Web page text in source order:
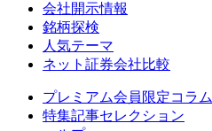
会社開示情報
銘柄探検
人気テーマ
ネット証券会社比較
プレミアム会員限定コラム
特集記事セレクション